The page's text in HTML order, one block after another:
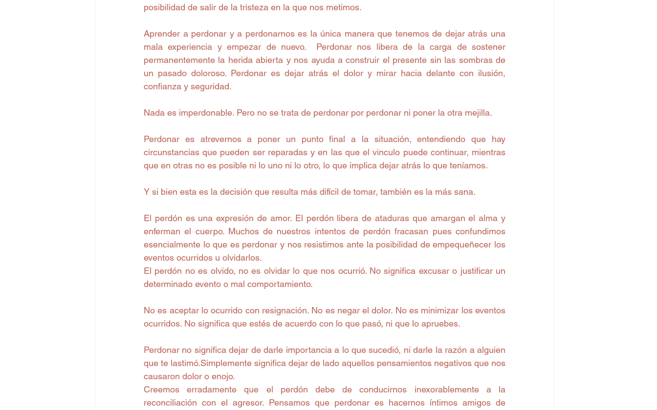
posibilidad de salir de la tristeza en la que nos metimos.
Aprender a perdonar y a perdonarnos es la única manera que tenemos de dejar atrás una
mala experiencia y empezar de nuevo.  Perdonar nos libera de la carga de sostener
permanentemente la herida abierta y nos ayuda a construir el presente sin las sombras de
un pasado doloroso. Perdonar es dejar atrás el dolor y mirar hacia delante con ilusión,
confianza y seguridad.
Nada es imperdonable. Pero no se trata de perdonar por perdonar ni poner la otra mejilla.
Perdonar es atrevernos a poner un punto final a la situación, entendiendo que hay
circunstancias que pueden ser reparadas y en las que el vinculo puede continuar, mientras
que en otras no es posible ni lo uno ni lo otro, lo que implica dejar atrás lo que teníamos.
Y si bien esta es la decisión que resulta más difícil de tomar, también es la más sana.
El perdón es una expresión de amor. El perdón libera de ataduras que amargan el alma y
enferman el cuerpo. Muchos de nuestros intentos de perdón fracasan pues confundimos
esencialmente lo que es perdonar y nos resistimos ante la posibilidad de empequeñecer los
eventos ocurridos u olvidarlos.
El perdón no es olvido, no es olvidar lo que nos ocurrió. No significa excusar o justificar un
determinado evento o mal comportamiento.
No es aceptar lo ocurrido con resignación. No es negar el dolor. No es minimizar los eventos
ocurridos. No significa que estés de acuerdo con lo que pasó, ni que lo apruebes.
Perdonar no significa dejar de darle importancia a lo que sucedió, ni darle la razón a alguien
que te lastimó.Simplemente significa dejar de lado aquellos pensamientos negativos que nos
causaron dolor o enojo.
Creemos erradamente que el perdón debe de conducirnos inexorablemente a la
reconciliación con el agresor. Pensamos que perdonar es hacernos íntimos amigos de